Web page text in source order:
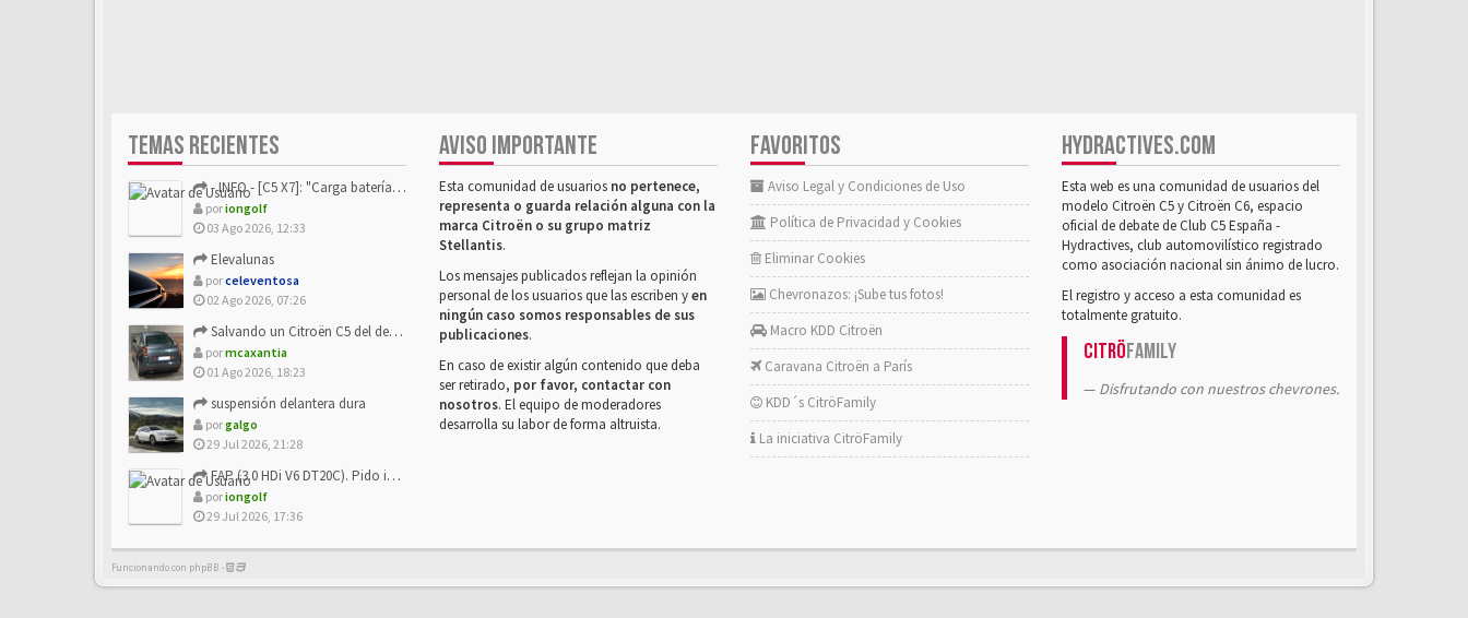
TEMAS RECIENTES
- INFO - [C5 X7]: "Carga batería o alimentación eléctri...
poriongolf
03 Ago 2026, 12:33
Elevalunas
porceleventosa
02 Ago 2026, 07:26
Salvando un Citroën C5 del desguace: Presentación y seguimiento
pormcaxantia
01 Ago 2026, 18:23
suspensión delantera dura
porgalgo
29 Jul 2026, 21:28
FAP (3.0 HDi V6 DT20C). Pido info sobre su sustitución
poriongolf
29 Jul 2026, 17:36
AVISO IMPORTANTE
Esta comunidad de usuarios no pertenece,
representa o guarda relación alguna con la
marca Citroën o su grupo matriz
Stellantis.
Los mensajes publicados reflejan la opinión
personal de los usuarios que las escriben yen
ningún caso somos responsables de sus
publicaciones.
En caso de existir algún contenido que deba
ser retirado, por favor, contactar con
nosotros. El equipo de moderadores
desarrolla su labor de forma altruista.
FAVORITOS
Aviso Legal y Condiciones de Uso
Política de Privacidad y Cookies
Eliminar Cookies
Chevronazos: ¡Sube tus fotos!
Macro KDD Citroën
Caravana Citroën a París
KDD´s CitröFamily
La iniciativa CitröFamily
HYDRACTIVES.COM
Esta web es una comunidad de usuarios del
modelo Citroën C5 y Citroën C6, espacio
oficial de debate de Club C5 España -
Hydractives, club automovilístico registrado
como asociación nacional sin ánimo de lucro.
El registro y acceso a esta comunidad es
totalmente gratuito.
CitröFamily
Disfrutando con nuestros chevrones.
Funcionando con phpBB -